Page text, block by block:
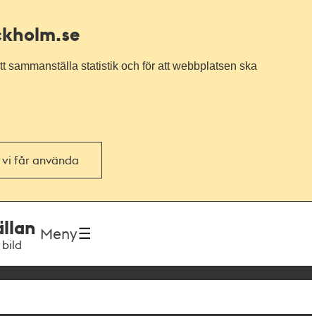
sammanställa statistik och för att webbplatsen ska
får använda
Meny